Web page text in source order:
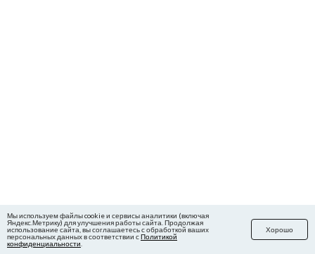
Мы используем файлы cookie и сервисы аналитики (включая
Яндекс.Метрику) для улучшения работы сайта. Продолжая
использование сайта, вы соглашаетесь с обработкой ваших
персональных данных в соответствии сПолитикой
конфиденциальности
Хорошо